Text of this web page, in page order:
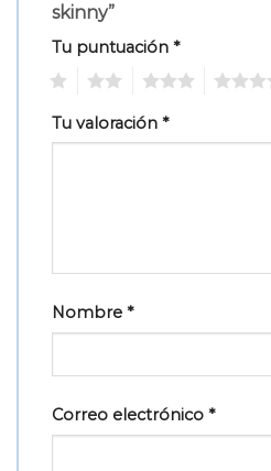
skinny”
Tu puntuación *
Tu valoración *
Nombre *
Correo electrónico *